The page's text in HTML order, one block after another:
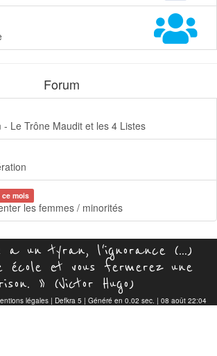
Forum
Le Trône Maudit et les 4 Listes
mois
les femmes / minorités
a un tyran, l'ignorance (...)
école et vous fermerez une
» (Victor Hugo)
légales | Defkra 5 | Généré en 0.02 sec. | 08 août 22:04